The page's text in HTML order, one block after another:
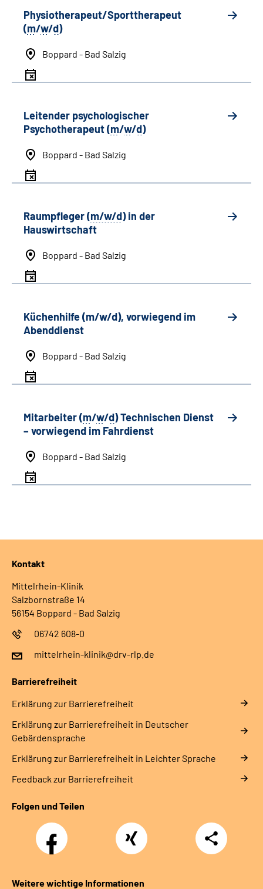
Physiotherapeut/Sporttherapeut
(m/w/d)
Boppard - Bad Salzig
Leitender psychologischer
Psychotherapeut (m/w/d)
Boppard - Bad Salzig
Raumpfleger (m/w/d) in der
Hauswirtschaft
Boppard - Bad Salzig
Küchenhilfe (m/w/d), vorwiegend im
Abenddienst
Boppard - Bad Salzig
Mitarbeiter (m/w/d) Technischen Dienst
– vorwiegend im Fahrdienst
Boppard - Bad Salzig
Kontakt
Mittelrhein-Klinik
Salzbornstraße 14
56154 Boppard - Bad Salzig
06742 608-0
mittelrhein-klinik@drv-rlp.de
Barrierefreiheit
Erklärung zur Barrierefreiheit
Erklärung zur Barrierefreiheit in Deutscher
Gebärdensprache
Erklärung zur Barrierefreiheit in Leichter Sprache
Feedback zur Barrierefreiheit
Folgen und Teilen
Facebook Xing
Teilen
Weitere wichtige Informationen